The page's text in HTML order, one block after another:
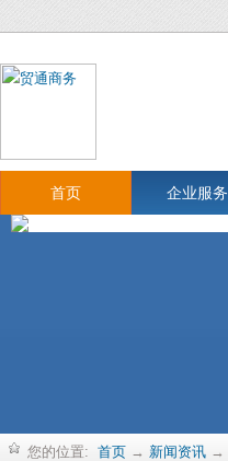
首页 企业服务
您的位置: 首页 → 新闻资讯 →